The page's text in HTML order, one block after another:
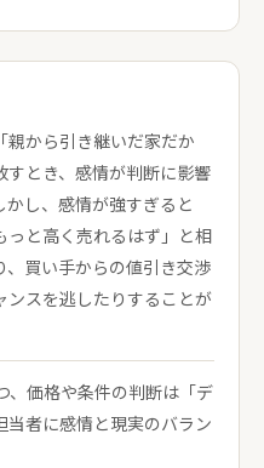
親から引き継いだ家だか
とき、感情が判断に影響
し、感情が強すぎると
っと高く売れるはず」と相
買い手からの値引き交渉
スを逃したりすることが
、価格や条件の判断は「デ
者に感情と現実のバラン